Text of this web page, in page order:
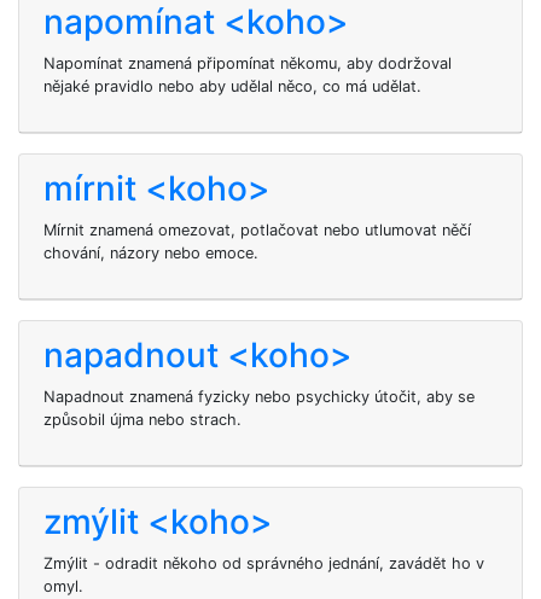
napomínat <koho>
Napomínat znamená připomínat někomu, aby dodržoval
nějaké pravidlo nebo aby udělal něco, co má udělat.
mírnit <koho>
Mírnit znamená omezovat, potlačovat nebo utlumovat něčí
chování, názory nebo emoce.
napadnout <koho>
Napadnout znamená fyzicky nebo psychicky útočit, aby se
způsobil újma nebo strach.
zmýlit <koho>
Zmýlit - odradit někoho od správného jednání, zavádět ho v
omyl.